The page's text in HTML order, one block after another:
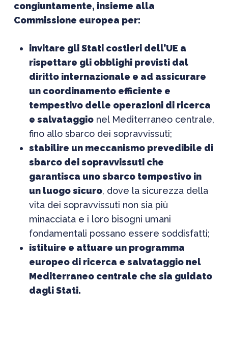
congiuntamente, insieme alla
Commissione europea per:
invitare gli Stati costieri dell’UE a
rispettare gli obblighi previsti dal
diritto internazionale e ad assicurare
un coordinamento efficiente e
tempestivo delle operazioni di ricerca
e salvataggionel Mediterraneo centrale,
fino allo sbarco dei sopravvissuti;
stabilire un meccanismo prevedibile di
sbarco dei sopravvissuti che
garantisca uno sbarco tempestivo in
un luogo sicuro, dove la sicurezza della
vita dei sopravvissuti non sia più
minacciata e i loro bisogni umani
fondamentali possano essere soddisfatti;
istituire e attuare un programma
europeo di ricerca e salvataggio nel
Mediterraneo centrale che sia guidato
dagli Stati.